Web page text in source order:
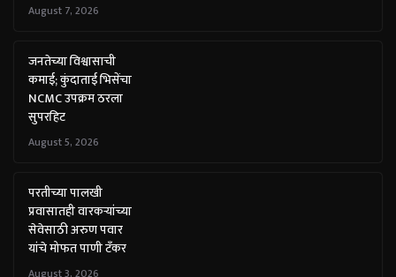
August 7, 2026
जनतेच्या विश्वासाची
कमाई; कुंदाताई भिसेंचा
NCMC उपक्रम ठरला
सुपरहिट
August 5, 2026
परतीच्या पालखी
प्रवासातही वारकऱ्यांच्या
सेवेसाठी अरुण पवार
यांचे मोफत पाणी टँकर
August 3, 2026